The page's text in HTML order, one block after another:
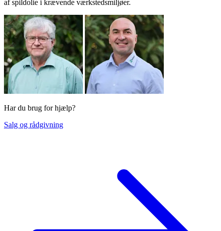
af spildolie i krævende værkstedsmiljøer.
Har du brug for hjælp?
Salg og rådgivning